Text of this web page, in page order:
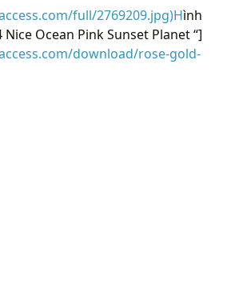
full/2769209.jpg)Hình
Nice Ocean Pink Sunset Planet “]
download/rose-gold-